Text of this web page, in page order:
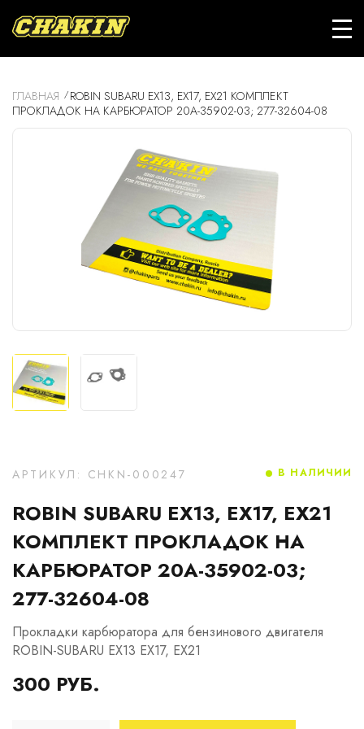
ГЛАВНАЯ
ROBIN SUBARU EX13, EX17, EX21 КОМПЛЕКТ
ПРОКЛАДОК НА КАРБЮРАТОР 20A-35902-03; 277-32604-08
АРТИКУЛ: CHKN-000247
ROBIN SUBARU EX13, EX17, EX21
КОМПЛЕКТ ПРОКЛАДОК НА
КАРБЮРАТОР 20A-35902-03;
277-32604-08
Прокладки карбюратора для бензинового двигателя
ROBIN-SUBARU EX13 EX17, EX21
300 РУБ.
В НАЛИЧИИ